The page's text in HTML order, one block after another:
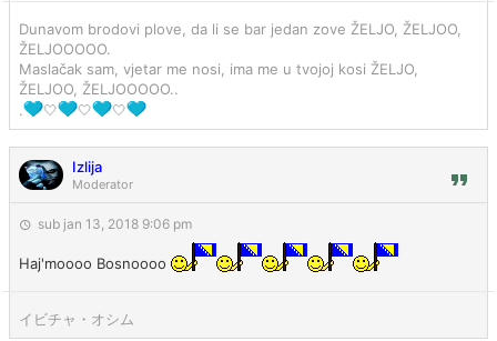
Dunavom brodovi plove, da li se bar jedan zove ŽELJO, ŽELJOO,
ŽELJOOOOO.
Maslačak sam, vjetar me nosi, ima me u tvojoj kosi ŽELJO,
ŽELJOO, ŽELJOOOOO..
.
🤍 🤍 🤍
Izlija
Moderator
sub jan 13, 2018 9:06 pm
Haj'moooo Bosnoooo
イビチャ・オシム